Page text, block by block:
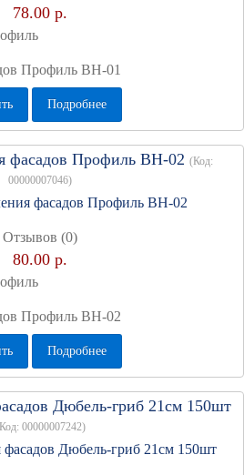
78.00 р.
Профиль BH-01
Подробнее
фасадов Профиль BH-02 (Код:
00000007046)
Отзывов (0)
80.00 р.
Профиль BH-02
Подробнее
Дюбель-гриб 21см 150шт
00000007242)